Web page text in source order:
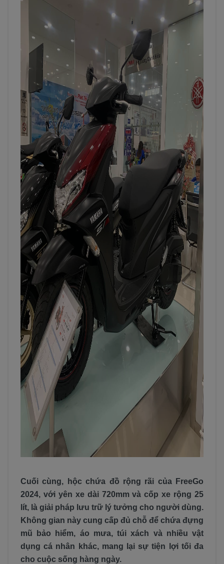
Cuối cùng, hộc chứa đồ rộng rãi của FreeGo
2024, với yên xe dài 720mm và cốp xe rộng 25
lít, là giải pháp lưu trữ lý tưởng cho người dùng.
Không gian này cung cấp đủ chỗ để chứa đựng
mũ bảo hiểm, áo mưa, túi xách và nhiều vật
dụng cá nhân khác, mang lại sự tiện lợi tối đa
cho cuộc sống hàng ngày.